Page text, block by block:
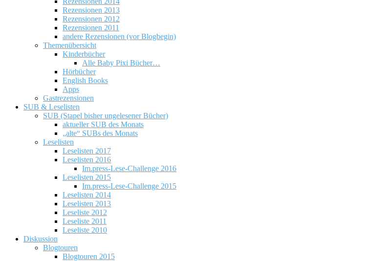
Rezensionen 2013
Rezensionen 2012
Rezensionen 2011
andere Rezensionen (vor Blogbegin)
Themenübersicht
Kinderbücher
Alle Baby Pixi Bücher…
Hörbücher
English Books
Apps
Gastrezensionen
SUB & Leselisten
SUB (Stapel bisher ungelesener Bücher)
aktueller SUB des Monats
„alte“ SUBs des Monats
Leselisten
Leselisten 2017
Leselisten 2016
Im.press-Lese-Challenge 2016
Leselisten 2015
Im.press-Lese-Challenge 2015
Leselisten 2014
Leselisten 2013
Leseliste 2012
Leseliste 2011
Leseliste 2010
Diskussion
Blogtouren
Blogtouren 2015